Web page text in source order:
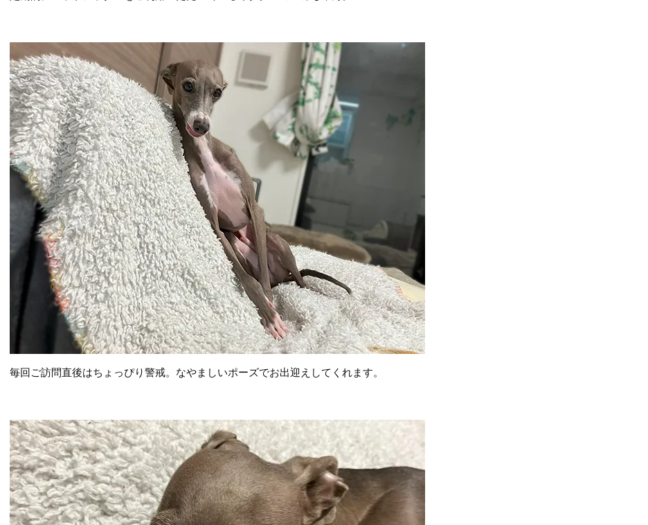
毎回ご訪問直後はちょっぴり警戒。なやましいポーズでお出迎えしてくれます。